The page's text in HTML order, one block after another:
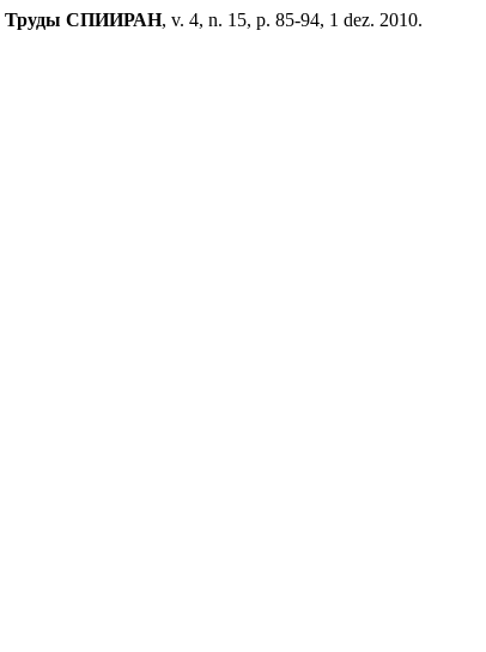
Труды СПИИРАН, v. 4, n. 15, p. 85-94, 1 dez. 2010.